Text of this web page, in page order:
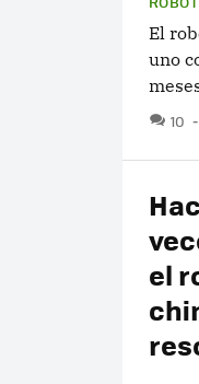
El
uno
10
el